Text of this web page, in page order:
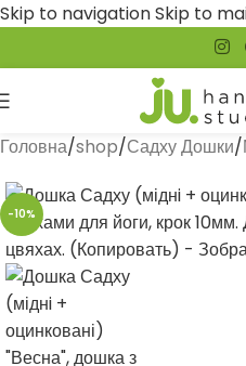
Skip to navigationSkip to
Головна/shop/Садху Дошки/
-10%